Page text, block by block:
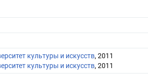
культуры и искусств, 2011
культуры и искусств, 2011